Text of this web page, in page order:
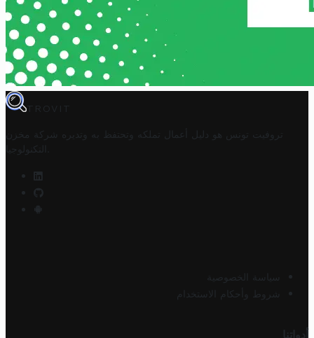
TROVIT
تروفيت تونس هو دليل أعمال تملكه وتحتفظ به وتديره
شركة مخزن
التكنولوجيا
سياسة الخصوصية
شروط وأحكام الاستخدام
أدواتنا